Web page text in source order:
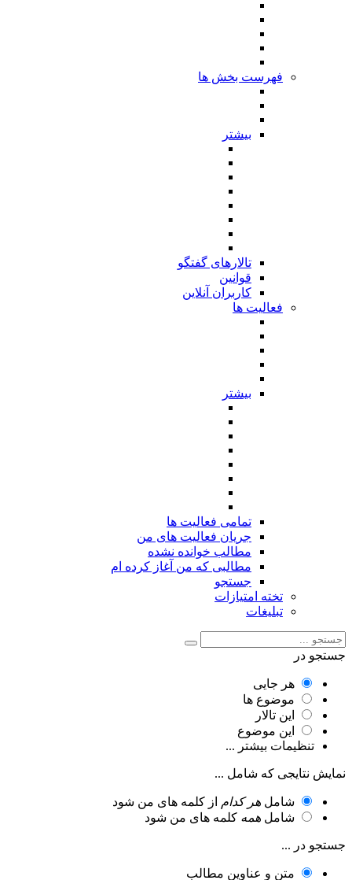
فهرست بخش ها
بیشتر
تالارهای گفتگو
قوانین
کاربران آنلاین
فعالیت ها
بیشتر
تمامی فعالیت ها
جریان فعالیت های من
مطالب خوانده نشده
مطالبی که من آغاز کرده ام
جستجو
تخته امتیازات
تبلیغات
جستجو در
هر جایی
موضوع ها
این تالار
این موضوع
تنظیمات بیشتر ...
نمایش نتایجی که شامل ...
شامل هر کدام از کلمه های من شود
شامل همه کلمه های من شود
جستجو در ...
متن و عناوین مطالب